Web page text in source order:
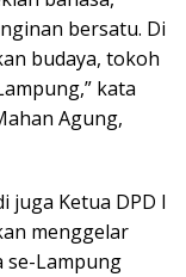
bersatu. Di
budaya, tokoh
kata
Agung,
juga Ketua DPD I
menggelar
se-Lampung